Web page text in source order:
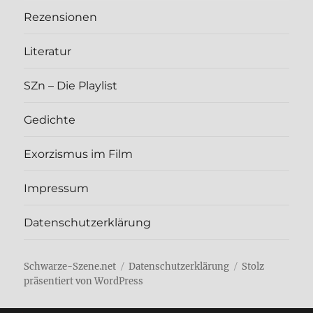
Rezen­sio­nen
Lite­ra­tur
SZn – Die Play­list
Gedich­te
Exor­zis­mus im Film
Impres­sum
Daten­schutz­er­klä­rung
Schwarze-Szene.net Daten­schutz­er­klä­rung
Stolz
präsentiert von WordPress